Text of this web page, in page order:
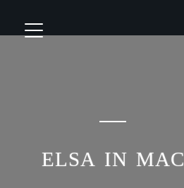
elsa in mac